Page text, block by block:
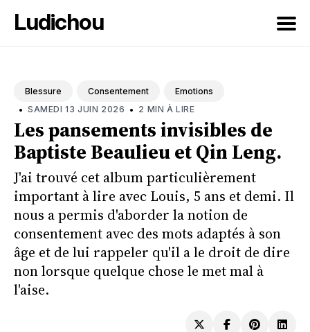
Ludichou
blog
Blessure Consentement Emotions
• SAMEDI 13 JUIN 2026 • 2 MIN À LIRE
Les pansements invisibles de
Baptiste Beaulieu et Qin Leng.
J'ai trouvé cet album particulièrement
important à lire avec Louis, 5 ans et demi. Il
nous a permis d'aborder la notion de
consentement avec des mots adaptés à son
âge et de lui rappeler qu'il a le droit de dire
non lorsque quelque chose le met mal à
l'aise.